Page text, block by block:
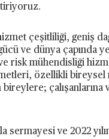
çeşitliliği, geniş
ve dünya çapında
risk mühendisliği
özellikli
bireylere;
sermayesi ve 2022